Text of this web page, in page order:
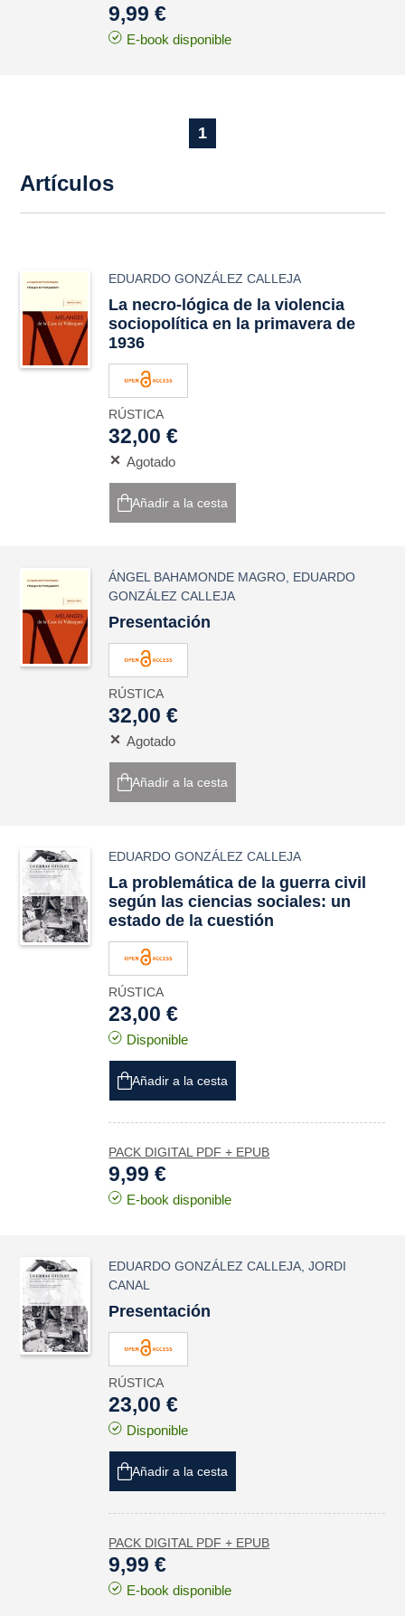
9,99 €
E-book disponible
1
Artículos
EDUARDO GONZÁLEZ CALLEJA
La necro-lógica de la violencia
sociopolítica en la primavera de
1936
RÚSTICA
32,00 €
Agotado
Añadir a la cesta
ÁNGEL BAHAMONDE MAGRO EDUARDO
GONZÁLEZ CALLEJA
Presentación
RÚSTICA
32,00 €
Agotado
Añadir a la cesta
EDUARDO GONZÁLEZ CALLEJA
La problemática de la guerra civil
según las ciencias sociales: un
estado de la cuestión
RÚSTICA
23,00 €
Disponible
Añadir a la cesta
PACK DIGITAL PDF + EPUB
9,99 €
E-book disponible
EDUARDO GONZÁLEZ CALLEJA ,JORDI
CANAL
Presentación
RÚSTICA
23,00 €
Disponible
Añadir a la cesta
PACK DIGITAL PDF + EPUB
9,99 €
E-book disponible